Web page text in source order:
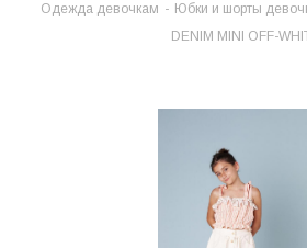
Одежда девочкам - Юбки и шорты
DENIM MINI OFF-